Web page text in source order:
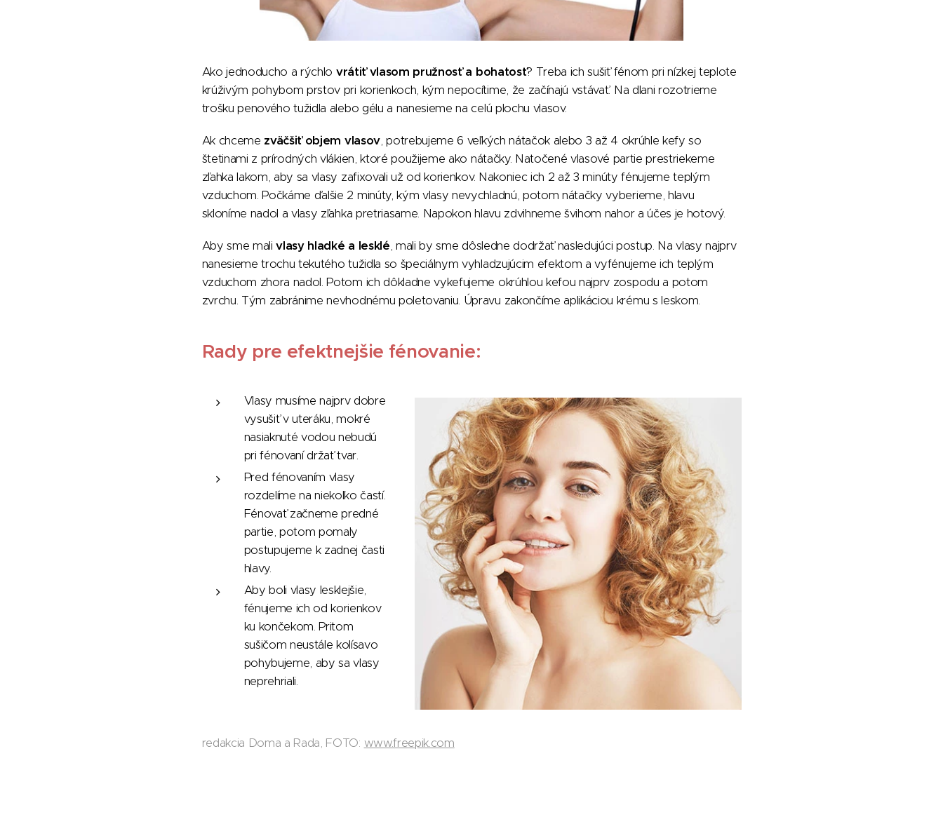
Ako jednoducho a rýchlo vrátiť vlasom pružnosť a bohatosť? Treba ich sušiť fénom pri nízkej teplote
krúživým pohybom prstov pri korienkoch, kým nepocítime, že začínajú vstávať. Na dlani rozotrieme
trošku penového tužidla alebo gélu a nanesieme na celú plochu vlasov.
Ak chceme zväčšiť objem vlasov, potrebujeme 6 veľkých nátačok alebo 3 až 4 okrúhle kefy so
štetinami z prírodných vlákien, ktoré použijeme ako nátačky. Natočené vlasové partie prestriekeme
zľahka lakom, aby sa vlasy zafixovali už od korienkov. Nakoniec ich 2 až 3 minúty fénujeme teplým
vzduchom. Počkáme ďalšie 2 minúty, kým vlasy nevychladnú, potom nátačky vyberieme, hlavu
skloníme nadol a vlasy zľahka pretriasame. Napokon hlavu zdvihneme švihom nahor a účes je hotový.
Aby sme malivlasy hladké a lesklé, mali by sme dôsledne dodržať nasledujúci postup. Na vlasy najprv
nanesieme trochu tekutého tužidla so špeciálnym vyhladzujúcim efektom a vyfénujeme ich teplým
vzduchom zhora nadol. Potom ich dôkladne vykefujeme okrúhlou kefou najprv zospodu a potom
zvrchu. Tým zabránime nevhodnému poletovaniu. Úpravu zakončíme aplikáciou krému s leskom.
Rady pre efektnejšie fénovanie:
Vlasy musíme najprv dobre
vysušiť v uteráku, mokré
nasiaknuté vodou nebudú
pri fénovaní držať tvar.
Pred fénovaním vlasy
rozdelíme na niekoľko častí.
Fénovať začneme predné
partie, potom pomaly
postupujeme k zadnej časti
hlavy.
Aby boli vlasy lesklejšie,
fénujeme ich od korienkov
ku končekom. Pritom
sušičom neustále kolísavo
pohybujeme, aby sa vlasy
neprehriali.
redakcia Doma a Rada, FOTO: www.freepik.com